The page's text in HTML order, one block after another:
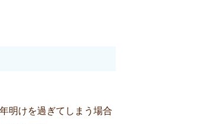
明けを過ぎてしまう場合